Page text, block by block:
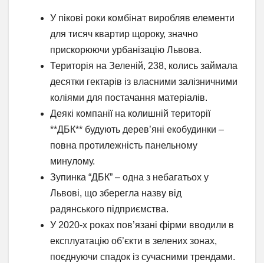
У пікові роки комбінат виробляв елементи
для тисяч квартир щороку, значно
прискорюючи урбанізацію Львова.
Територія на Зеленій, 238, колись займала
десятки гектарів із власними залізничними
коліями для постачання матеріалів.
Деякі компанії на колишній території
**ДБК** будують дерев’яні екобудинки –
повна протилежність панельному
минулому.
Зупинка “ДБК” – одна з небагатьох у
Львові, що зберегла назву від
радянського підприємства.
У 2020-х роках пов’язані фірми вводили в
експлуатацію об’єкти в зелених зонах,
поєднуючи спадок із сучасними трендами.